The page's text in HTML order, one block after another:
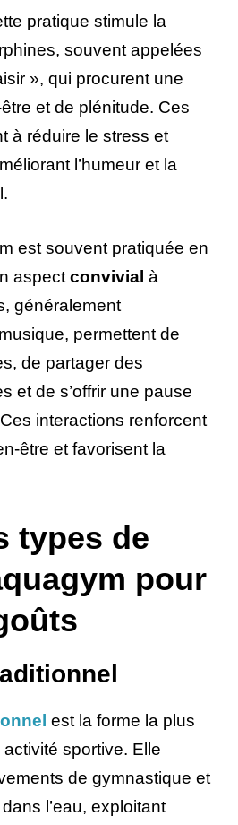
pratique stimule la
souvent appelées
», qui procurent une
et de plénitude. Ces
à réduire le stress et
l’humeur et la
est souvent pratiquée en
aspect convivial à
généralement
permettent de
de partager des
et de s’offrir une pause
interactions renforcent
être et favorisent la
types de
pour
est la forme la plus
sportive. Elle
de gymnastique et
l’eau, exploitant